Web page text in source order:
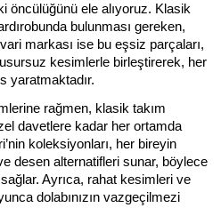
öncülüğünü ele alıyoruz. Klasik
bulunması gereken,
markası ise bu eşsiz parçaları,
kesimlerle birleştirerek, her
yaratmaktadır.
rağmen, klasik takım
davetlere kadar her ortamda
koleksiyonları, her bireyin
desen alternatifleri sunar, böylece
sağlar. Ayrıca, rahat kesimleri ve
dolabınızın vazgeçilmezi